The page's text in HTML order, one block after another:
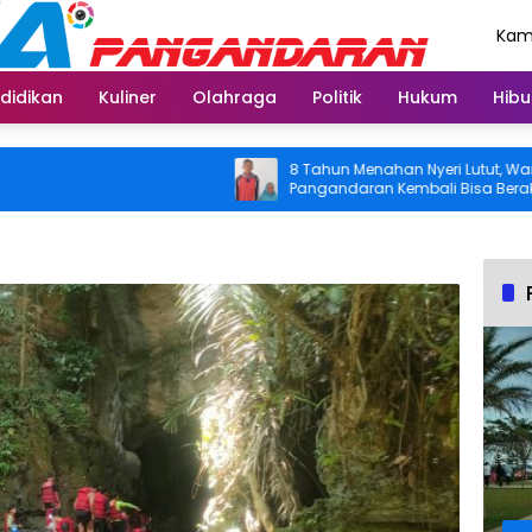
Kuliner Olahraga Politik Hukum
8 Tahun Menahan Nyeri Lutut, Warga
Pangandaran Kembali Bisa Beraktivitas
Usai Operasi Gratis Ditanggung BPJS